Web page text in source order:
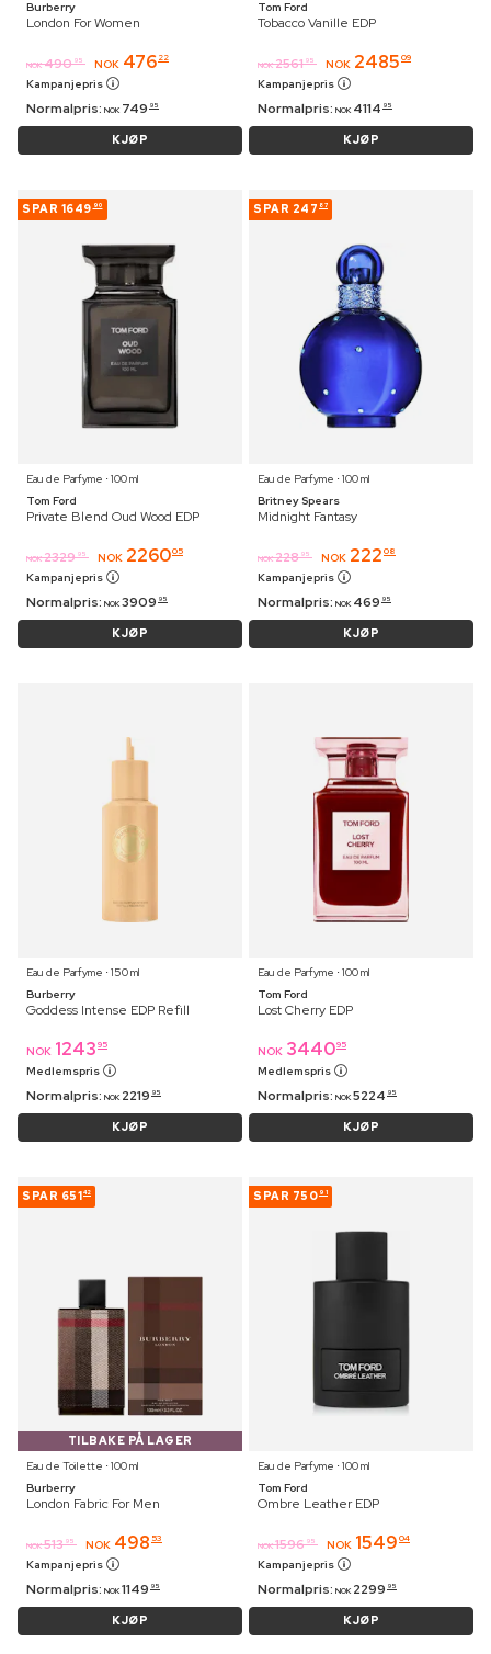
Burberry
London For Women
NOK 490 95 NOK 476 22
Kampanjepris
Normalpris: NOK 749 95
KJØP
Tom Ford
Tobacco Vanille EDP
NOK 2561 95 NOK 2485 09
Kampanjepris
Normalpris: NOK 4114 95
KJØP
SPAR 1649 90
Eau de Parfyme ⋅ 100 ml
Tom Ford
Private Blend Oud Wood EDP
NOK 2329 95 NOK 226005
Kampanjepris
Normalpris: NOK 3909 95
KJØP
SPAR 247 87
Eau de Parfyme ⋅ 100 ml
Britney Spears
Midnight Fantasy
NOK 228 95 NOK 222 08
Kampanjepris
Normalpris: NOK 469 95
KJØP
Eau de Parfyme ⋅ 150 ml
Burberry
Goddess Intense EDP Refill
NOK 1243 95
Medlemspris
Normalpris: NOK 2219 95
KJØP
Eau de Parfyme ⋅ 100 ml
Tom Ford
Lost Cherry EDP
NOK 344095
Medlemspris
Normalpris: NOK 5224 95
KJØP
SPAR 65142
TILBAKE PÅ LAGER
Eau de Toilette ⋅ 100 ml
Burberry
London Fabric For Men
NOK 513 95 NOK 498 53
Kampanjepris
Normalpris: NOK 1149 95
KJØP
SPAR 750 91
Eau de Parfyme ⋅ 100 ml
Tom Ford
Ombre Leather EDP
NOK 1596 95 NOK 1549 04
Kampanjepris
Normalpris: NOK 2299 95
KJØP